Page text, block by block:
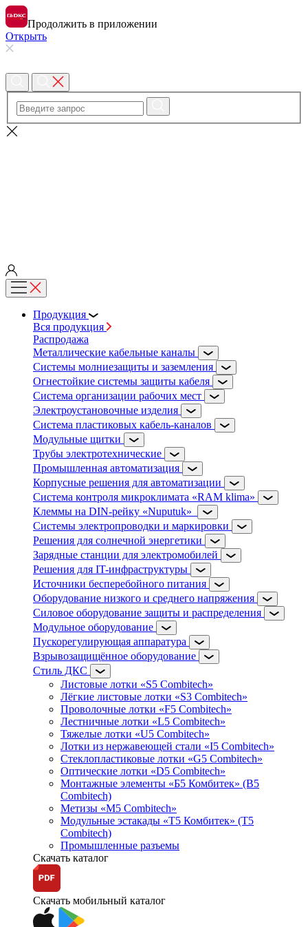
Продолжить в приложении
Открыть
Продукция
Вся продукция
Распродажа
Металлические кабельные каналы
Системы молниезащиты и заземления
Огнестойкие системы защиты кабеля
Система организации рабочих мест
Электроустановочные изделия
Система пластиковых кабель-каналов
Модульные щитки
Трубы электротехнические
Промышленная автоматизация
Корпусные решения для автоматизации
Система контроля микроклимата «RAM klima»
Клеммы на DIN-рейку «Nuputuk»
Системы электропроводки и маркировки
Решения для солнечной энергетики
Зарядные станции для электромобилей
Решения для IT-инфраструктуры
Источники бесперебойного питания
Оборудование низкого и среднего напряжения
Силовое оборудование защиты и распределения
Модульное оборудование
Пускорегулирующая аппаратура
Взрывозащищённое оборудование
Стиль ДКС
Листовые лотки «S5 Combitech»
Лёгкие листовые лотки «S3 Combitech»
Проволочные лотки «F5 Combitech»
Лестничные лотки «L5 Combitech»
Тяжелые лотки «U5 Combitech»
Лотки из нержавеющей стали «I5 Combitech»
Стеклопластиковые лотки «G5 Combitech»
Оптические лотки «D5 Combitech»
Монтажные элементы «Б5 Комбитек» (B5
Combitech)
Метизы «M5 Combitech»
Модульные эстакады «Т5 Комбитек» (T5
Combitech)
Промышленные разъемы
Скачать каталог
Скачать мобильный каталог